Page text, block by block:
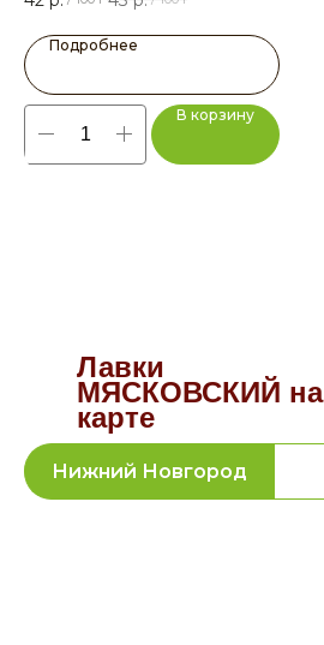
Подробнее
В корзину
Лавки
МЯСКОВСКИЙ на
карте
Нижний Новгород